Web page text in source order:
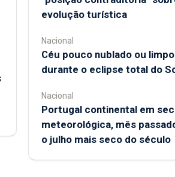
evolução turística
Nacional
Céu pouco nublado ou limpo
durante o eclipse total do
Nacional
Portugal continental em
meteorológica, mês
o julho mais seco do século